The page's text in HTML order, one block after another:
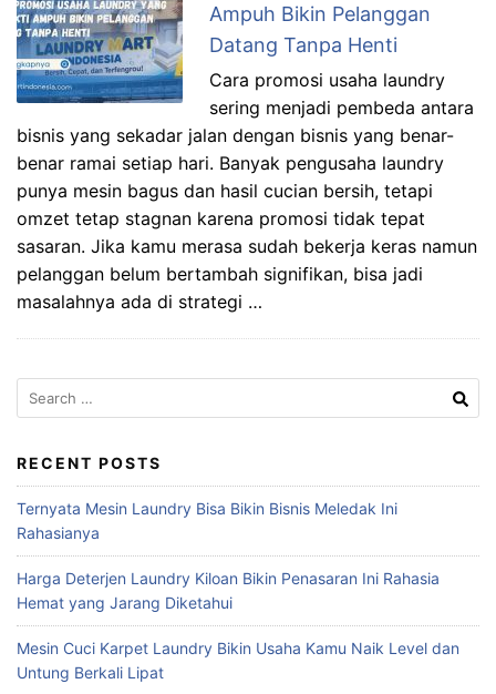
Ampuh Bikin Pelanggan
Datang Tanpa Henti
Cara promosi usaha laundry
sering menjadi pembeda antara
bisnis yang sekadar jalan dengan bisnis yang benar-
benar ramai setiap hari. Banyak pengusaha laundry
punya mesin bagus dan hasil cucian bersih, tetapi
omzet tetap stagnan karena promosi tidak tepat
sasaran. Jika kamu merasa sudah bekerja keras namun
pelanggan belum bertambah signifikan, bisa jadi
masalahnya ada di strategi …
Search
for:
RECENT POSTS
Ternyata Mesin Laundry Bisa Bikin Bisnis Meledak Ini
Rahasianya
Harga Deterjen Laundry Kiloan Bikin Penasaran Ini Rahasia
Hemat yang Jarang Diketahui
Mesin Cuci Karpet Laundry Bikin Usaha Kamu Naik Level dan
Untung Berkali Lipat